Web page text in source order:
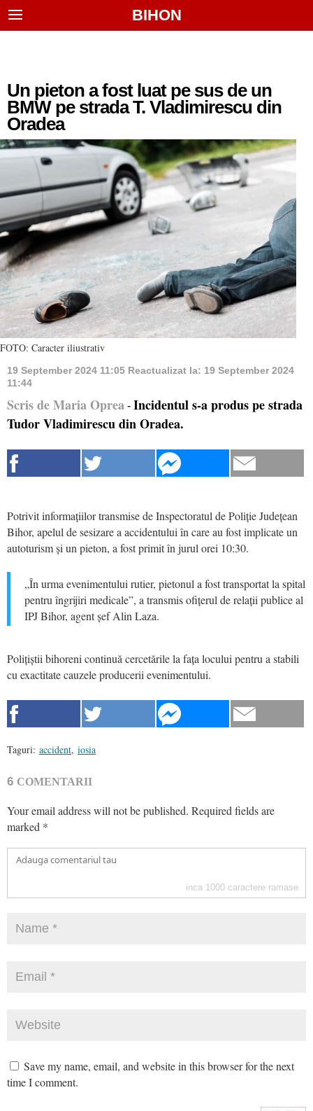
BIHON
Un pieton a fost luat pe sus de un
BMW pe strada T. Vladimirescu din
Oradea
FOTO: Caracter iliustrativ
19 September 2024 11:05 Reactualizat la: 19 September 2024
11:44
Scris de Maria Oprea - Incidentul s-a produs pe strada
Tudor Vladimirescu din Oradea.
Potrivit informațiilor transmise de Inspectoratul de Poliție Județean
Bihor, apelul de sesizare a accidentului în care au fost implicate un
autoturism și un pieton, a fost primit în jurul orei 10:30.
„În urma evenimentului rutier, pietonul a fost transportat la spital
pentru îngrijiri medicale”, a transmis ofițerul de relații publice al
IPJ Bihor, agent șef Alin Laza.
Polițiștii bihoreni continuă cercetările la fața locului pentru a stabili
cu exactitate cauzele producerii evenimentului.
Taguri: accident, iosia
6 COMENTARII
Your email address will not be published. Required fields are
marked *
inca 1000 caractere ramase
Save my name, email, and website in this browser for the next
time I comment.